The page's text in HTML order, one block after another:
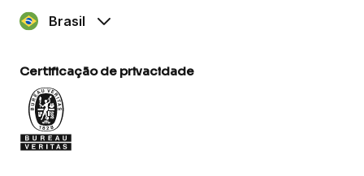
Brasil
Certificação de privacidade